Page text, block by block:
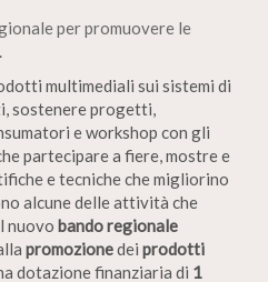
per promuovere le
.
multimediali sui sistemi di
sostenere progetti,
e workshop con gli
partecipare a fiere, mostre e
e tecniche che migliorino
alcune delle attività che
nuovo bando regionale
promozionedei prodotti
dotazione finanziaria di 1